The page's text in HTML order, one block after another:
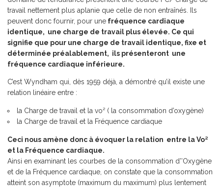
travail nettement plus aplanie que celle de non entraînés. Ils
peuvent donc fournir, pour une fréquence cardiaque
identique, une charge de travail plus élevée. Ce qui
signifie que pour une charge de travail identique, fixe et
déterminée préalablement, ils présenteront une
fréquence cardiaque inférieure.
C’est Wyndham qui, dès 1959 déjà, a démontré qu’il existe une
relation linéaire entre :
la Charge de travail et la vo² ( la consommation d’oxygène)
la Charge de travail et la Fréquence cardiaque
Ceci nous amène donc à évoquer la relation entre la Vo²
et la Fréquence cardiaque.
Ainsi en examinant les courbes de la consommation d’’Oxygène
et de la Fréquence cardiaque, on constate que la consommation
atteint son asymptote (maximum du maximum) plus lentement